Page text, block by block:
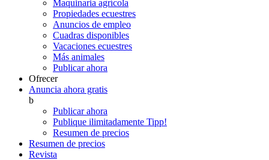
Maquinaria agrícola
Propiedades ecuestres
Anuncios de empleo
Cuadras disponibles
Vacaciones ecuestres
Más animales
Publicar ahora
Ofrecer
Anuncia ahora gratis
b
Publicar ahora
Publique ilimitadamente Tipp!
Resumen de precios
Resumen de precios
Revista